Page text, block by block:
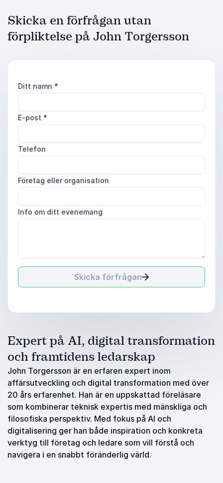
Skicka en förfrågan utan
förpliktelse på John Torgersson
Ditt namn *
E-post *
Telefon
Företag eller organisation
Info om ditt evenemang
Skicka förfrågan
Expert på AI, digital transformation
och framtidens ledarskap
John Torgersson är en erfaren expert inom
affärsutveckling och digital transformation med över
20 års erfarenhet. Han är en uppskattad föreläsare
som kombinerar teknisk expertis med mänskliga och
filosofiska perspektiv. Med fokus på AI och
digitalisering ger han både inspiration och konkreta
verktyg till företag och ledare som vill förstå och
navigera i en snabbt föränderlig värld.